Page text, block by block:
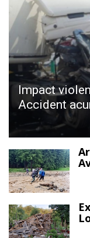
Impact
Accident